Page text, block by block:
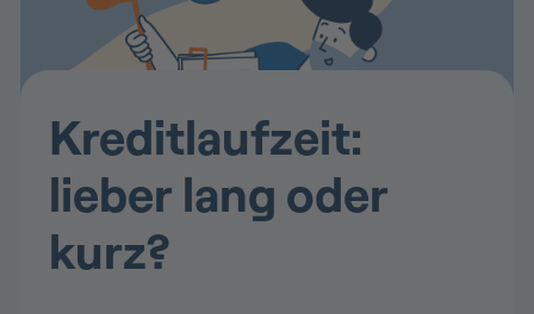
Kreditlaufzeit:
lieber lang oder
kurz?